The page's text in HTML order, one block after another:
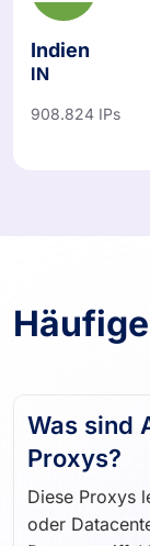
Indien
IN
Was sind
Proxys?
Diese Proxys